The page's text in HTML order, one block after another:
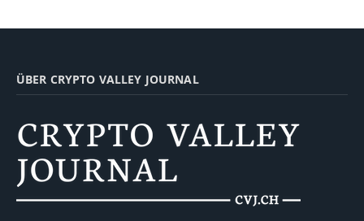
ÜBER CRYPTO VALLEY JOURNAL